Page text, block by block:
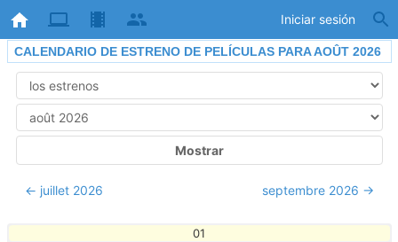
Iniciar sesión
CALENDARIO DE ESTRENO DE PELÍCULAS PARA AOÛT 2026
← juillet 2026 septembre 2026 →
01